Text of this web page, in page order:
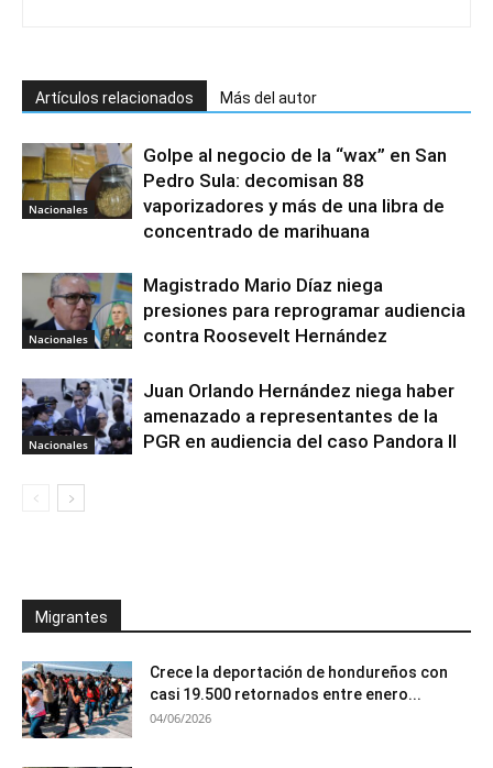
Artículos relacionados Más del autor
Nacionales
Golpe al negocio de la “wax” en San
Pedro Sula: decomisan 88
vaporizadores y más de una libra de
concentrado de marihuana
Nacionales
Magistrado Mario Díaz niega
presiones para reprogramar audiencia
contra Roosevelt Hernández
Nacionales
Juan Orlando Hernández niega haber
amenazado a representantes de la
PGR en audiencia del caso Pandora II
Migrantes
Crece la deportación de hondureños con
casi 19.500 retornados entre enero...
04/06/2026